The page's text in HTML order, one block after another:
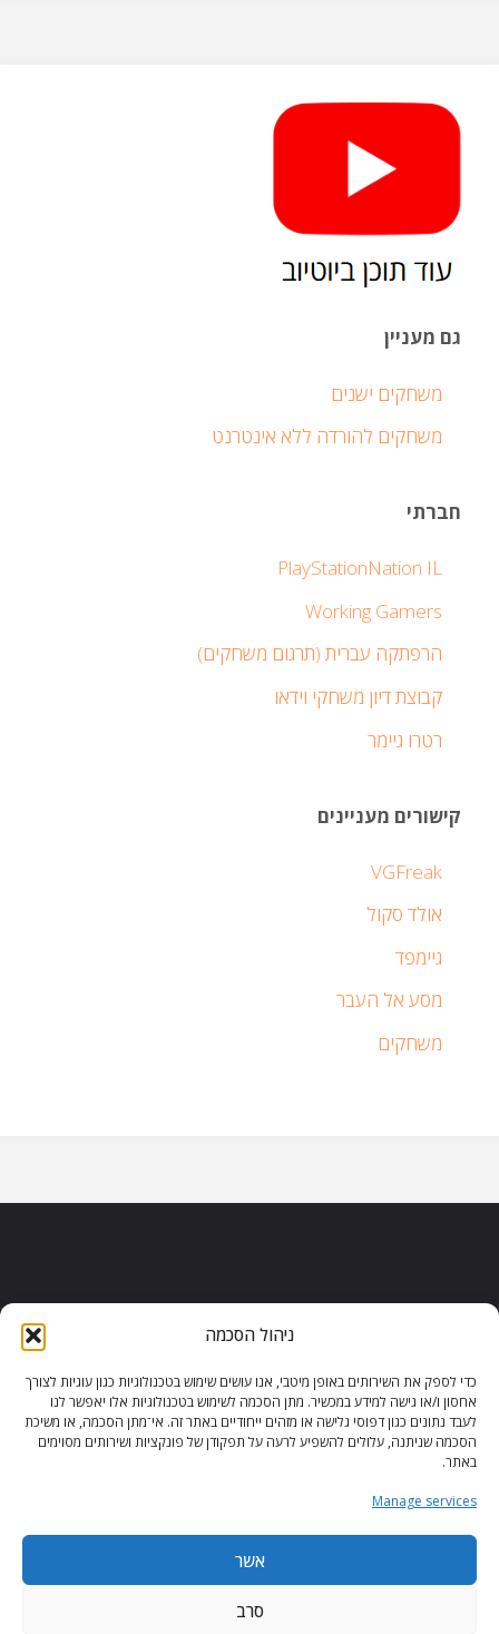
ניהול הסכמה
כדי לספק את השירותים באופן מיטבי, אנו עושים שימוש בטכנולוגיות כגון עוגיות לצורך
אחסון ו/או גישה למידע במכשיר. מתן הסכמה לשימוש בטכנולוגיות אלו יאפשר לנו
לעבד נתונים כגון דפוסי גלישה או מזהים ייחודיים באתר זה. אי־מתן הסכמה, או משיכת
הסכמה שניתנה, עלולים להשפיע לרעה על תפקודן של פונקציות ושירותים מסוימים
באתר.
Manage services
אשר
סרב
גם מעניין
משחקים ישנים
משחקים להורדה ללא אינטרנט
חברתי
PlayStationNation IL
Working Gamers
הרפתקה עברית (תרגום משחקים)
קבוצת דיון משחקי וידאו
רטרו גיימר
קישורים מעניינים
VGFreak
אולד סקול
גיימפד
מסע אל העבר
משחקים
הצהרת נגישות | משחקי וורדל
|
הורדות משחקים
| משחקים בזול
|
מדיניות פרטיות לאחסון עוגיות (ישראל)
כל הזכויות שמורות - איתי ברנר - 2024